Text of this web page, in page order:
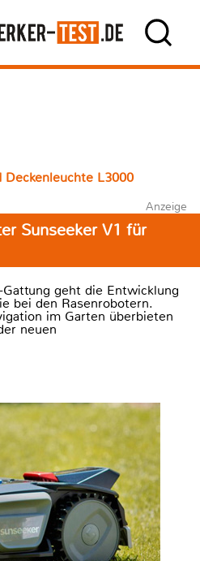
L3000
Anzeige
Sunseeker V1 für
geht die Entwicklung
bei den Rasenrobotern.
im Garten überbieten
neuen